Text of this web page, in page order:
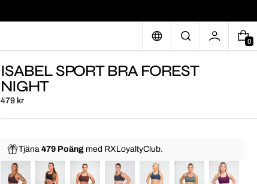
0
ISABEL SPORT BRA FOREST
NIGHT
479 kr
Tjäna 479 Poäng med RXLoyaltyClub.